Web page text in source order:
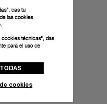
das tu
las cookies
cookies técnicas", das
para el uso de
cookies